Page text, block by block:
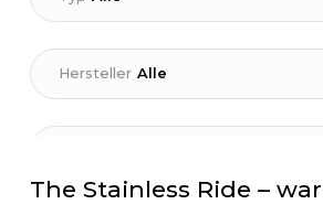
The Stainless Ride –